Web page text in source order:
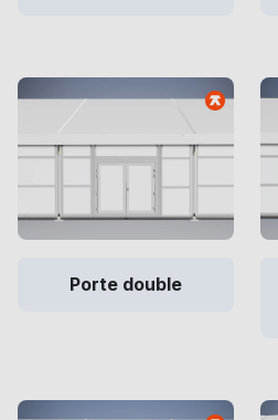
Porte double